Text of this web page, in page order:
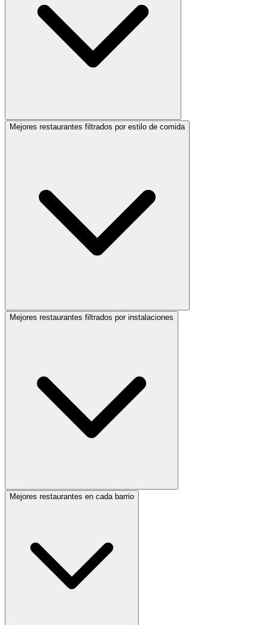
Mejores restaurantes filtrados por estilo de comida
Mejores restaurantes filtrados por instalaciones
Mejores restaurantes en cada barrio